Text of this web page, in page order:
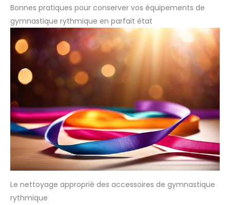
Bonnes pratiques pour conserver vos équipements de
gymnastique rythmique en parfait état
Le nettoyage approprié des accessoires de gymnastique
rythmique